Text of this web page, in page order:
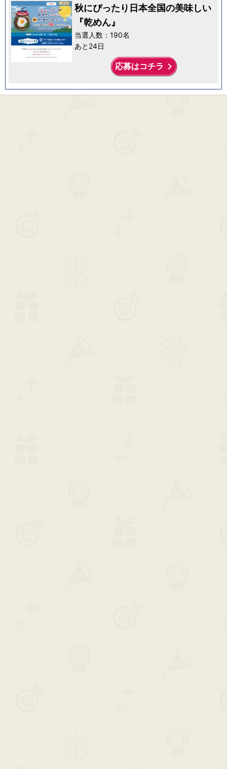
秋にぴったり日本全国の美味しい
『乾めん』
当選人数：190名
あと24日
応募はコチラ keyboard_arrow_right